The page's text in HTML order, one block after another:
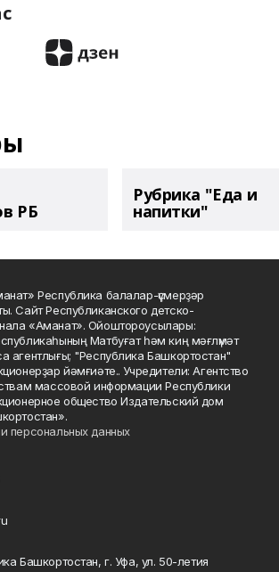
РБ
Рубрика "Еда и
напитки"
Республика балалар-үҫмерҙәр
Сайт Республиканского детско-
«Аманат». Ойоштороусылары:
Матбуғат һәм киң мәғлүмәт
агентлығы; "Республика Башкортостан"
йәмғиәте.. Учредители: Агентство
массовой информации Республики
общество Издательский дом
персональных данных
Башкортостан, г. Уфа, ул. 50-летия